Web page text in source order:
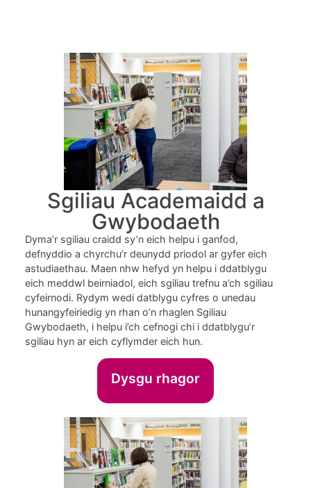
Sgiliau Academaidd a
Gwybodaeth
Dyma’r sgiliau craidd sy’n eich helpu i ganfod,
defnyddio a chyrchu’r deunydd priodol ar gyfer eich
astudiaethau. Maen nhw hefyd yn helpu i ddatblygu
eich meddwl beirniadol, eich sgiliau trefnu a’ch sgiliau
cyfeirnodi. Rydym wedi datblygu cyfres o unedau
hunangyfeiriedig yn rhan o’n rhaglen Sgiliau
Gwybodaeth, i helpu i’ch cefnogi chi i ddatblygu’r
sgiliau hyn ar eich cyflymder eich hun.
Dysgu rhagor